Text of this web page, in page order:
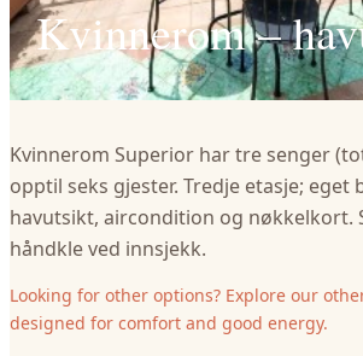
Kvinnerom –
Kvinnerom Superior har tre senger
opptil seks gjester. Tredje etasje; eget
havutsikt, aircondition og nøkkelkort.
håndkle ved innsjekk.
Looking for other options? Explore our
designed for comfort and good energy.